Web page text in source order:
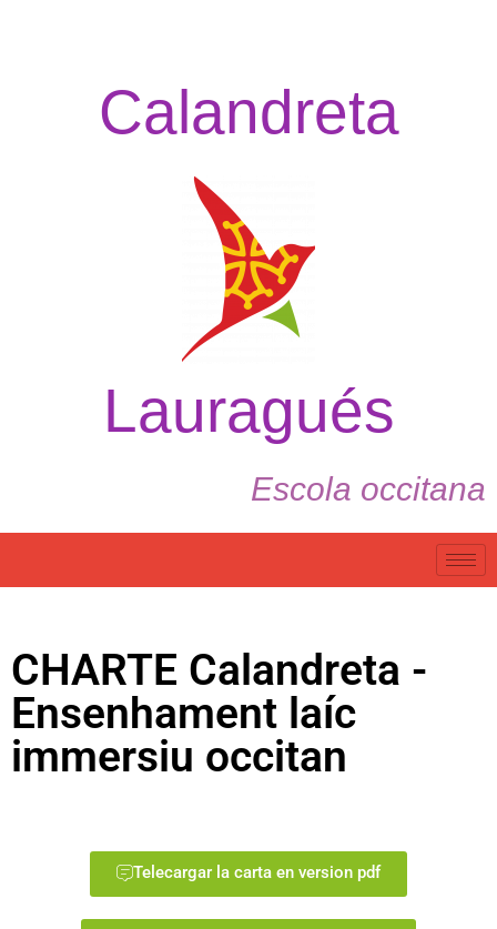
Calandreta
Lauragués
Escola occitana
CHARTE Calandreta -
Ensenhament laíc
immersiu occitan
Telecargar la carta en version pdf